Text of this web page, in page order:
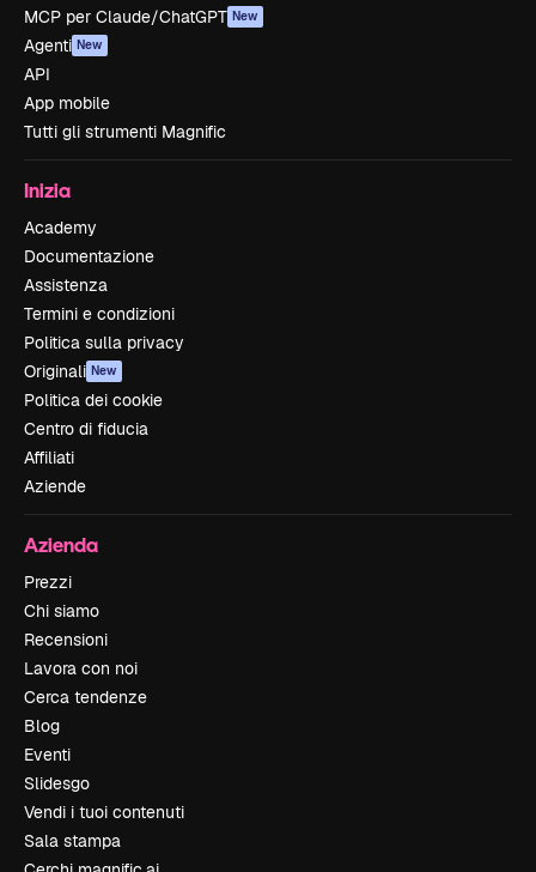
MCP per Claude/ChatGPT New
Agenti New
API
App mobile
Tutti gli strumenti Magnific
Inizia
Academy
Documentazione
Assistenza
Termini e condizioni
Politica sulla privacy
Originali New
Politica dei cookie
Centro di fiducia
Affiliati
Aziende
Azienda
Prezzi
Chi siamo
Recensioni
Lavora con noi
Cerca tendenze
Blog
Eventi
Slidesgo
Vendi i tuoi contenuti
Sala stampa